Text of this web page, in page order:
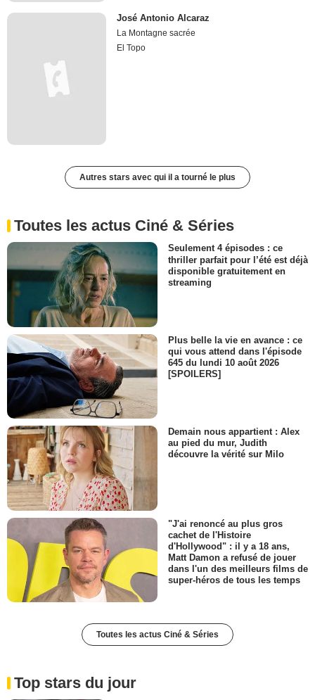
José Antonio Alcaraz
La Montagne sacrée
El Topo
Autres stars avec qui il a tourné le plus
Toutes les actus Ciné & Séries
Seulement 4 épisodes : ce
thriller parfait pour l’été est déjà
disponible gratuitement en
streaming
Plus belle la vie en avance : ce
qui vous attend dans l'épisode
645 du lundi 10 août 2026
[SPOILERS]
Demain nous appartient : Alex
au pied du mur, Judith
découvre la vérité sur Milo
"J'ai renoncé au plus gros
cachet de l'Histoire
d'Hollywood" : il y a 18 ans,
Matt Damon a refusé de jouer
dans l'un des meilleurs films de
super-héros de tous les temps
Toutes les actus Ciné & Séries
Top stars du jour